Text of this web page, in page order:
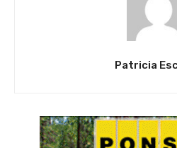
Patricia